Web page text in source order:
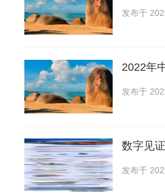
发布于
2022年
发布于
数字见
发布于